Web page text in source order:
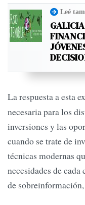
Leé
La respuesta a esta
necesaria para los
inversiones y las
cuando se trate de
técnicas modernas
necesidades de
de